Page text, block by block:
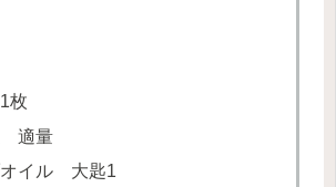
枚
適量
オイル 大匙1